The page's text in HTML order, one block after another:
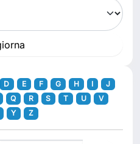
D E F G H I
J
Q R S T U
V
Y Z